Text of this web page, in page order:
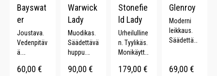
Bayswat
er
Joustava.
Vedenpitäv
ä.
ä.
60,00 €
Warwick
Lady
Muodikas.
Säädettävä
huppu.
vetoketju.
90,00 €
Stonefie
ld Lady
Urheilulline
n. Tyylikäs.
Monikäyttö
Vettähylkiv
179,00 €
Glenroy
Moderni
leikkaus.
Säädettävä
hihansuut.
69,00 €